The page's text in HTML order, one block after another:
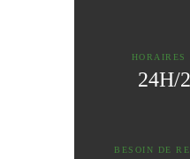
HORAIRES
24H/
BESOIN DE